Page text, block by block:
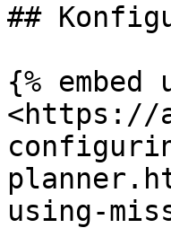
##
{% embed
<https://
using-